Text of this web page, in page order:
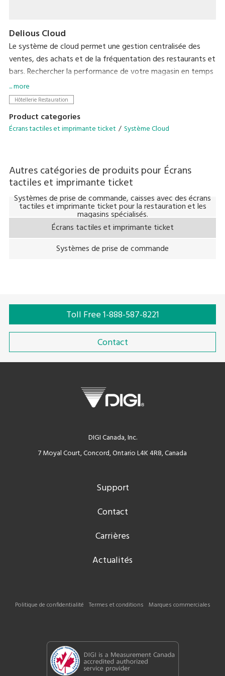
Delious Cloud
Le système de cloud permet une gestion centralisée des
ventes, des achats et de la fréquentation des restaurants et
bars. Rechercher la performance de votre magasin en temps
réel.
Accessible depuis n'importe quel emplacement, sans avoir
... more
Hôtellerie Restauration
Product categories
Écrans tactiles et imprimante ticket Système Cloud
Autres catégories de produits pour Écrans
tactiles et imprimante ticket
Systèmes de prise de commande, caisses avec des écrans
tactiles et imprimante ticket pour la restauration et les
magasins spécialisés.
Écrans tactiles et imprimante ticket
Systèmes de prise de commande
Toll Free 1-888-587-8221
Contact
DIGI Canada, Inc.
7 Moyal Court, Concord, Ontario L4K 4R8, Canada
Support
Contact
Carrières
Actualités
Politique de confidentialité Termes et conditions Marques commerciales